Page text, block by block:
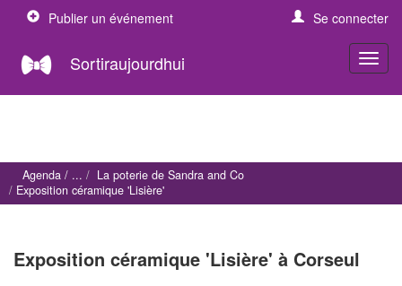
Publier un événement Se connecter
Sortiraujourdhui
Agenda
La poterie de Sandra and Co
Exposition céramique 'Lisière'
Exposition céramique 'Lisière' à Corseul